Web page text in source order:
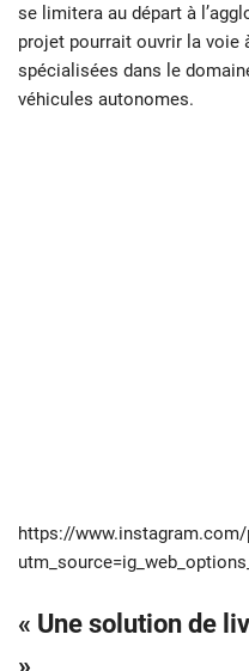
se limitera au départ à
projet pourrait ouvrir la voie
spécialisées dans le
véhicules autonomes.
https://
« Une solution de